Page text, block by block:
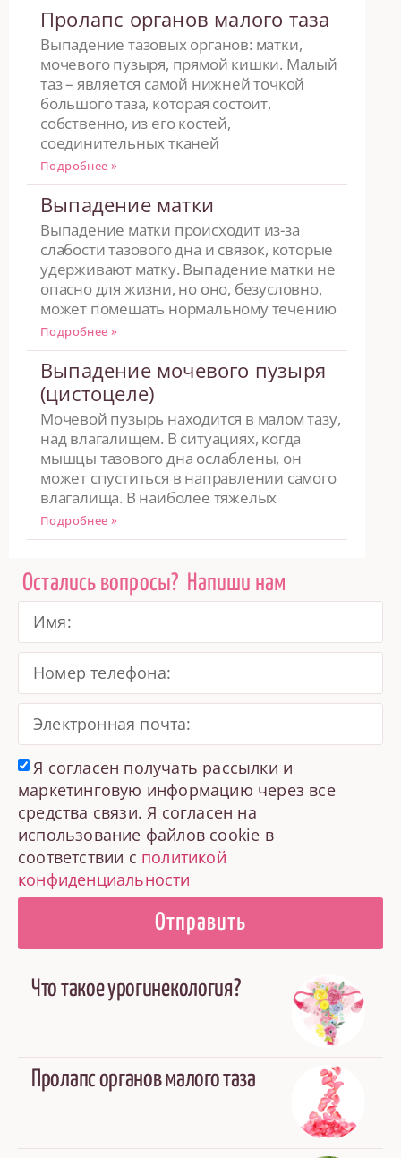
Пролапс органов малого таза
Выпадение тазовых органов: матки,
мочевого пузыря, прямой кишки. Малый
таз – является самой нижней точкой
большого таза, которая состоит,
собственно, из его костей,
соединительных тканей
Подробнее »
Выпадение матки
Выпадение матки происходит из-за
слабости тазового дна и связок, которые
удерживают матку. Выпадение матки не
опасно для жизни, но оно, безусловно,
может помешать нормальному течению
Подробнее »
Выпадение мочевого пузыря
(цистоцеле)
Мочевой пузырь находится в малом тазу,
над влагалищем. В ситуациях, когда
мышцы тазового дна ослаблены, он
может спуститься в направлении самого
влагалища. В наиболее тяжелых
Подробнее »
Остались вопросы? Напиши нам
Я согласен получать рассылки и
маркетинговую информацию через все
средства связи. Я согласен на
использование файлов cookie в
соответствии с политикой
конфиденциальности
Отправить
Что такое урогинекология?
Пролапс органов малого таза